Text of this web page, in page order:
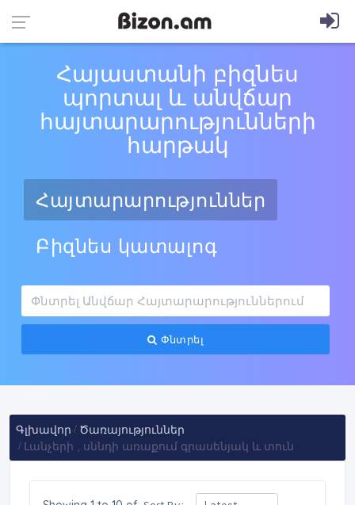
Հայաստանի բիզնես
պորտալ և անվճար
հայտարարությունների
հարթակ
Հայտարարություններ
Բիզնես կատալոգ
Փնտրել
Գլխավոր
Ծառայություններ
Լանչերի , սննդի առաքում գրասենյակ և տուն